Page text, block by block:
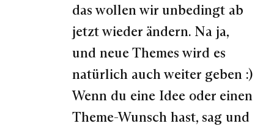
das wollen wir unbedingt ab
jetzt wieder ändern. Na ja,
und neue Themes wird es
natürlich auch weiter geben :)
Wenn du eine Idee oder einen
Theme-Wunsch hast, sag und